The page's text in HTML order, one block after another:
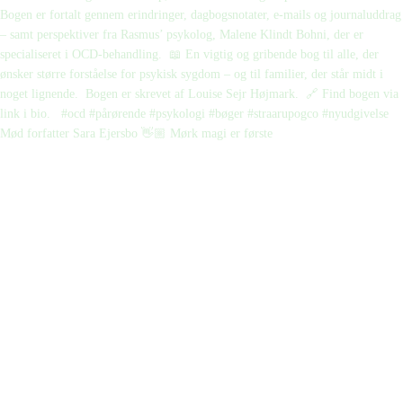
Mød forfatter Sara Ejersbo 👋🏼 Mørk magi er første